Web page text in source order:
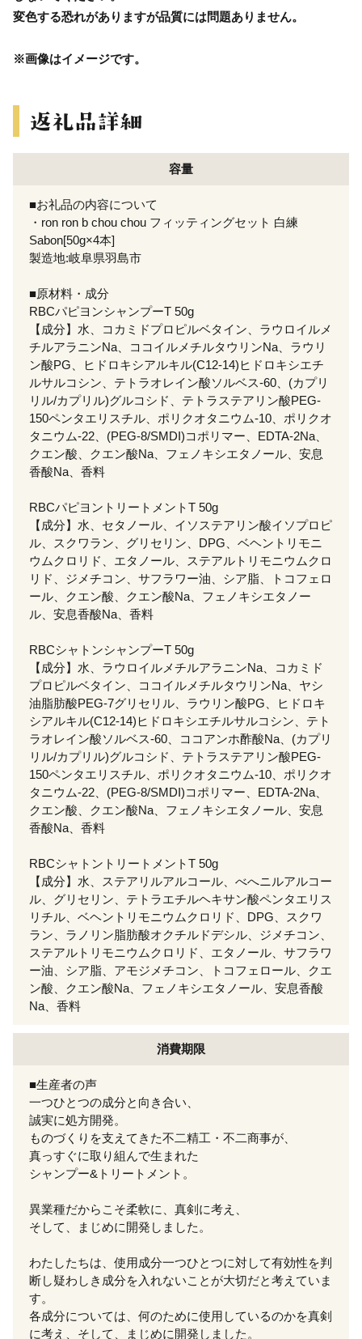
変色する恐れがありますが品質には問題ありません。
※画像はイメージです。
容量
■お礼品の内容について
・ron ron b chou chou フィッティングセット 白練
Sabon[50g×4本]
製造地:岐阜県羽島市
■原材料・成分
RBCパピヨンシャンプーT 50g
【成分】水、コカミドプロピルベタイン、ラウロイルメ
チルアラニンNa、ココイルメチルタウリンNa、ラウリ
ン酸PG、ヒドロキシアルキル(C12-14)ヒドロキシエチ
ルサルコシン、テトラオレイン酸ソルベス-60、(カプリ
リル/カプリル)グルコシド、テトラステアリン酸PEG-
150ペンタエリスチル、ポリクオタニウム-10、ポリクオ
タニウム-22、(PEG-8/SMDI)コポリマー、EDTA-2Na、
クエン酸、クエン酸Na、フェノキシエタノール、安息
香酸Na、香料
RBCパピヨントリートメントT 50g
【成分】水、セタノール、イソステアリン酸イソプロピ
ル、スクワラン、グリセリン、DPG、ベヘントリモニ
ウムクロリド、エタノール、ステアルトリモニウムクロ
リド、ジメチコン、サフラワー油、シア脂、トコフェロ
ール、クエン酸、クエン酸Na、フェノキシエタノー
ル、安息香酸Na、香料
RBCシャトンシャンプーT 50g
【成分】水、ラウロイルメチルアラニンNa、コカミド
プロピルベタイン、ココイルメチルタウリンNa、ヤシ
油脂肪酸PEG-7グリセリル、ラウリン酸PG、ヒドロキ
シアルキル(C12-14)ヒドロキシエチルサルコシン、テト
ラオレイン酸ソルベス-60、ココアンホ酢酸Na、(カプリ
リル/カプリル)グルコシド、テトラステアリン酸PEG-
150ペンタエリスチル、ポリクオタニウム-10、ポリクオ
タニウム-22、(PEG-8/SMDI)コポリマー、EDTA-2Na、
クエン酸、クエン酸Na、フェノキシエタノール、安息
香酸Na、香料
RBCシャトントリートメントT 50g
【成分】水、ステアリルアルコール、べへニルアルコー
ル、グリセリン、テトラエチルヘキサン酸ペンタエリス
リチル、ベヘントリモニウムクロリド、DPG、スクワ
ラン、ラノリン脂肪酸オクチルドデシル、ジメチコン、
ステアルトリモニウムクロリド、エタノール、サフラワ
ー油、シア脂、アモジメチコン、トコフェロール、クエ
ン酸、クエン酸Na、フェノキシエタノール、安息香酸
Na、香料
消費期限
■生産者の声
一つひとつの成分と向き合い、
誠実に処方開発。
ものづくりを支えてきた不二精工・不二商事が、
真っすぐに取り組んで生まれた
シャンプー&トリートメント。
異業種だからこそ柔軟に、真剣に考え、
そして、まじめに開発しました。
わたしたちは、使用成分一つひとつに対して有効性を判
断し疑わしき成分を入れないことが大切だと考えていま
す。
各成分については、何のために使用しているのかを真剣
に考え、そして、まじめに開発しました。